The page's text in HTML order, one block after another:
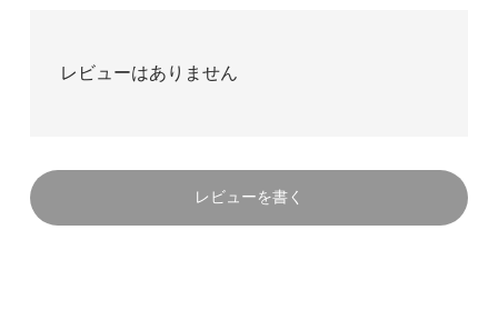
レビューはありません
レビューを書く